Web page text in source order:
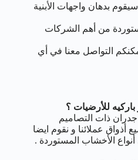
بدهان واجهات الأبنية
من أهم الشركات
يمكنكم التواصل معنا في أي
للأرضيات ؟
ذات التصاميم
أذواق عملائنا و نقوم ايضا
الأخشاب المستوردة .